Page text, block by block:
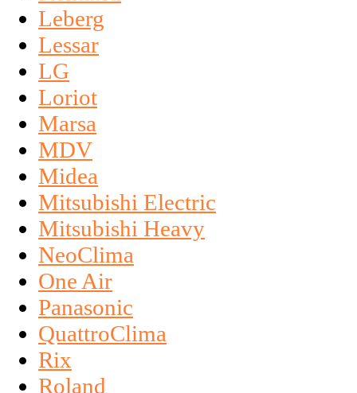
Leberg
Lessar
LG
Loriot
Marsa
MDV
Midea
Mitsubishi Electric
Mitsubishi Heavy
NeoClima
One Air
Panasonic
QuattroClima
Rix
Roland